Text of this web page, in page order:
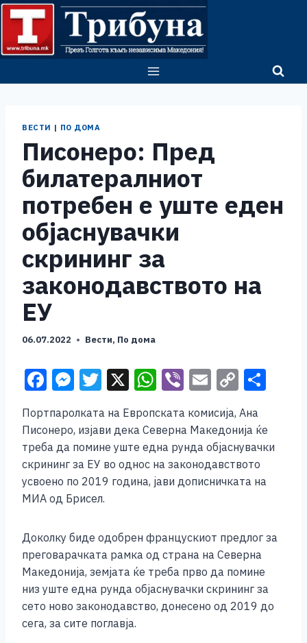
Skip
content
ВЕСТИ | ПО ДОМА
Писонеро: Пред
билатералниот
потребен е уште еден
објаснувачки
скрининг за
законодавството на
ЕУ
06.07.2022 Вести, По дома
F
c
e
b
o
o
k
M
ss
e
n
g
er
T
tt
er
X W
at
s
A
p
Vi
er
E
m
ai
l
C
o
p
y
Li
n
ar
e
Портпаролката на Европската комисија, Ана
Писонеро, изјави дека Северна Македонија ќе
треба да помине уште една рунда објаснувачки
скрининг за ЕУ во однос на законодавството
усвоено по 2019 година, јави дописничката на
МИА од Брисел.
Доколку биде одобрен францускиот предлог за
преговарачката рамка од страна на Северна
Македонија, земјата ќе треба прво да помине
низ уште една рунда објаснувачки скрининг за
сето ново законодавство, донесено од 2019 до
сега, за сите поглавја.